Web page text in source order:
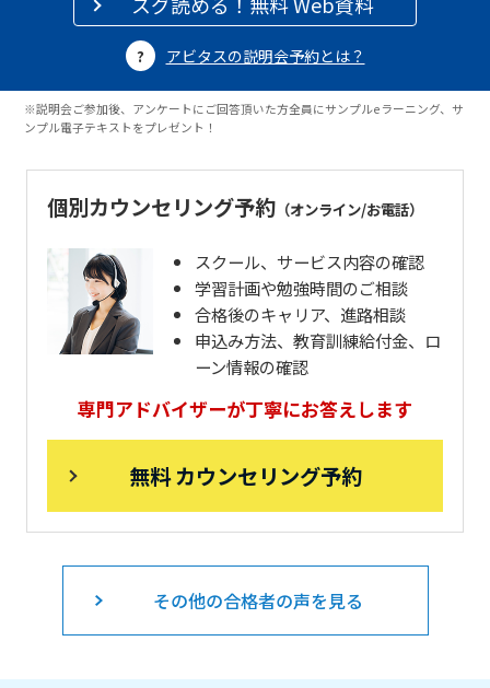
アビタスの説明会予約とは？
※説明会ご参加後、アンケートにご回答頂いた方全員にサンプルeラーニング、サ
ンプル電子テキストをプレゼント！
個別カウンセリング予約（オンライン/お電話）
スクール、サービス内容の確認
学習計画や勉強時間のご相談
合格後のキャリア、進路相談
申込み方法、教育訓練給付金、ロ
ーン情報の確認
専門アドバイザーが丁寧にお答えします
無料 カウンセリング予約
その他の合格者の声を見る